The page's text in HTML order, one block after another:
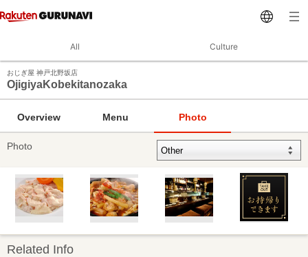
All Culture
おじぎ屋 神戸北野坂店
OjigiyaKobekitanozaka
Overview Menu Photo
Photo
Related Info